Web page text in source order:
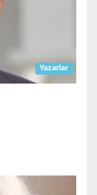
Yazarlar